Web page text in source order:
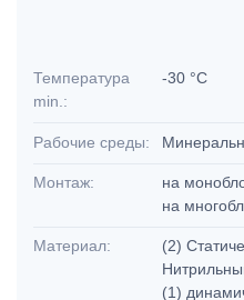
Температура
min.:
-30 °C
Рабочие среды:
Монтаж:
на
на
Материал:
(2)
(1)